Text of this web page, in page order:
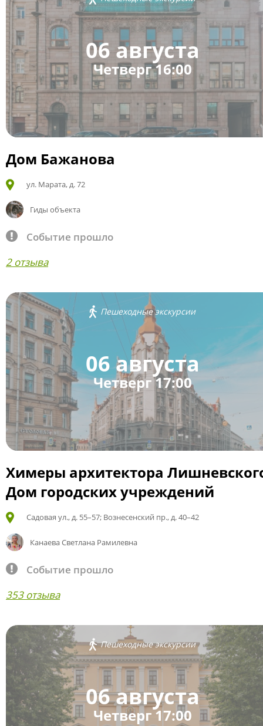
06 августа
Четверг 16:00
Дом Бажанова
ул. Марата, д. 72
Гиды объекта
Событие прошло
2 отзыва
Пешеходные экскурсии
06 августа
Четверг 17:00
Химеры архитектора
Дом городских учреждений
Садовая ул., д. 55–57; Вознесенский пр., д. 40–42
Канаева Светлана Рамилевна
Событие прошло
353 отзыва
Пешеходные экскурсии
06 августа
Четверг 17:00